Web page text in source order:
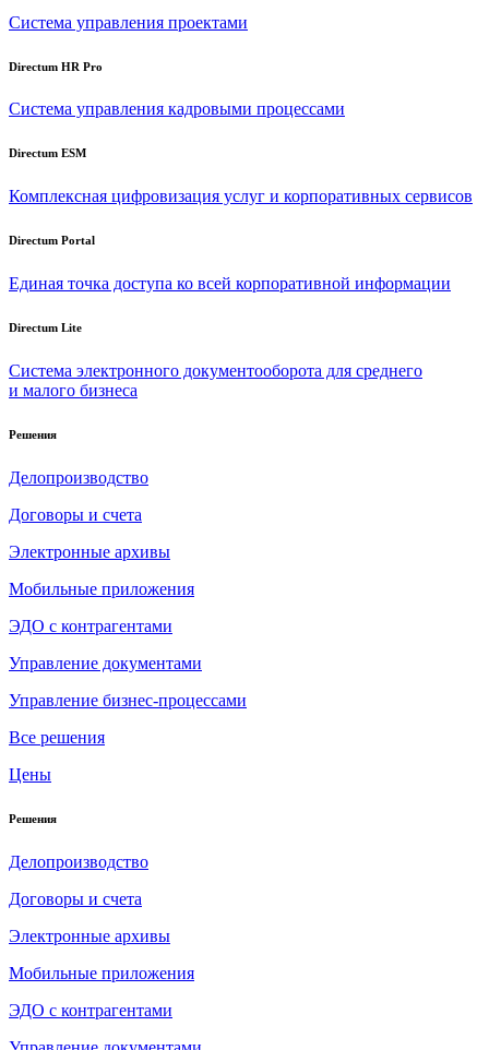
Система управления проектами
Directum HR Pro
Система управления кадровыми процессами
Directum ESM
Комплексная цифровизация услуг и корпоративных сервисов
Directum Portal
Единая точка доступа ко всей корпоративной информации
Directum Lite
Система электронного документооборота для среднего
и малого бизнеса
Решения
Делопроизводство
Договоры и счета
Электронные архивы
Мобильные приложения
ЭДО с контрагентами
Управление документами
Управление бизнес-процессами
Все решения
Цены
Решения
Делопроизводство
Договоры и счета
Электронные архивы
Мобильные приложения
ЭДО с контрагентами